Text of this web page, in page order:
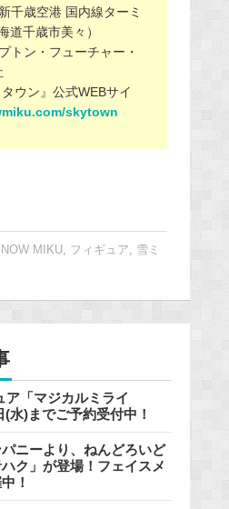
千歳空港 国内線ターミ
道千歳市美々）
トン・フューチャー・
ウン』公式WEBサイ
skytown
MIKU, フィギュア
雪ミ
ア「マジカルミライ
水)までご予約受付中！
ニーより、ねんどろいど
ハク」が登場！フェイスメ
！